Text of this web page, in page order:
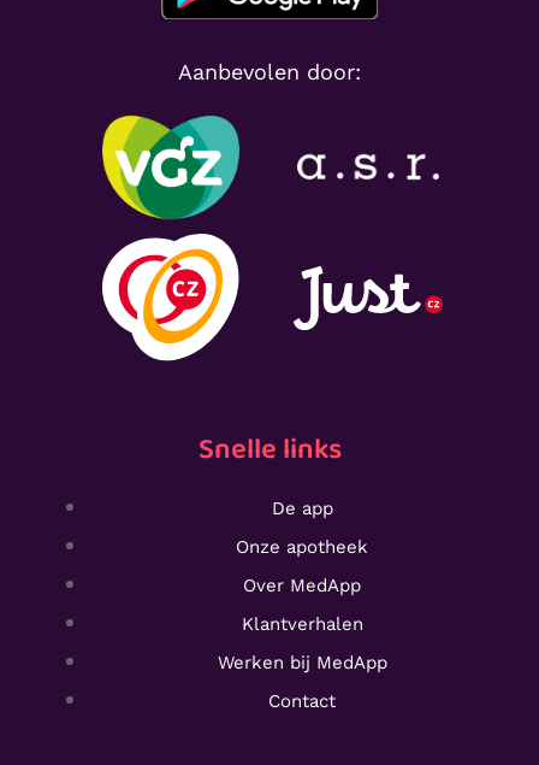
Aanbevolen door:
Snelle links
De app
Onze apotheek
Over MedApp
Klantverhalen
Werken bij MedApp
Contact